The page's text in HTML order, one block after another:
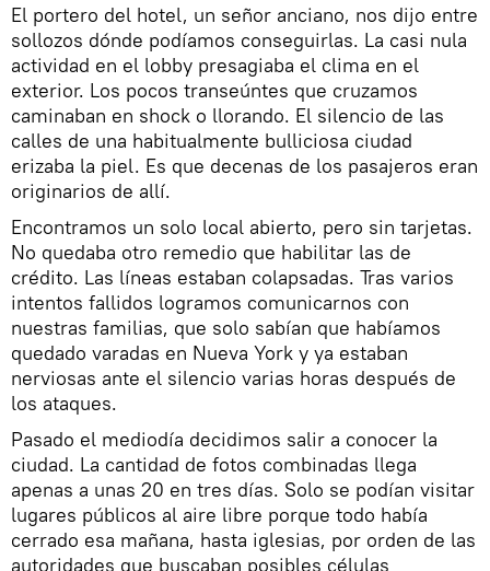
El portero del hotel, un señor anciano, nos dijo entre
sollozos dónde podíamos conseguirlas. La casi nula
actividad en el lobby presagiaba el clima en el
exterior. Los pocos transeúntes que cruzamos
caminaban en shock o llorando. El silencio de las
calles de una habitualmente bulliciosa ciudad
erizaba la piel. Es que decenas de los pasajeros eran
originarios de allí.
Encontramos un solo local abierto, pero sin tarjetas.
No quedaba otro remedio que habilitar las de
crédito. Las líneas estaban colapsadas. Tras varios
intentos fallidos logramos comunicarnos con
nuestras familias, que solo sabían que habíamos
quedado varadas en Nueva York y ya estaban
nerviosas ante el silencio varias horas después de
los ataques.
Pasado el mediodía decidimos salir a conocer la
ciudad. La cantidad de fotos combinadas llega
apenas a unas 20 en tres días. Solo se podían visitar
lugares públicos al aire libre porque todo había
cerrado esa mañana, hasta iglesias, por orden de las
autoridades que buscaban posibles células